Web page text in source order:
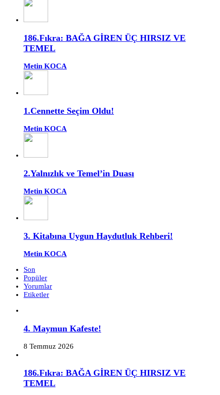
186.Fıkra: BAĞA GİREN ÜÇ HIRSIZ VE
TEMEL
Metin KOCA
1.Cennette Seçim Oldu!
Metin KOCA
2.Yalnızlık ve Temel’in Duası
Metin KOCA
3. Kitabına Uygun Haydutluk Rehberi!
Metin KOCA
Son
Popüler
Yorumlar
Etiketler
4. Maymun Kafeste!
8 Temmuz 2026
186.Fıkra: BAĞA GİREN ÜÇ HIRSIZ VE
TEMEL